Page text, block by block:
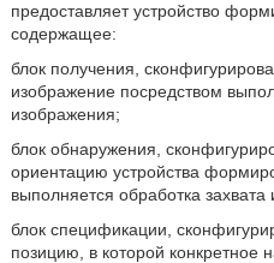
предоставляет устройство
содержащее:
блок получения,
изображение посредством
изображения;
блок обнаружения,
ориентацию устройства
выполняется обработка захвата
блок спецификации,
позицию, в которой конкретное